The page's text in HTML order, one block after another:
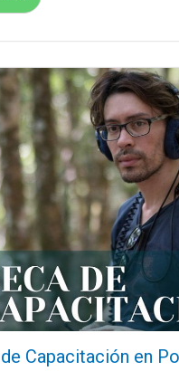
Capacitación en